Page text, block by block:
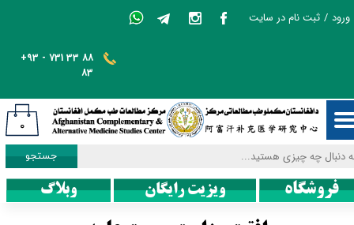
+93 - 731 33 88
83
ورود / ثبت نام در سایت
سفارشات
خروج از حساب کاربری
۰
جستجو
فروشگاه وبلاگ ویزیت رایگان